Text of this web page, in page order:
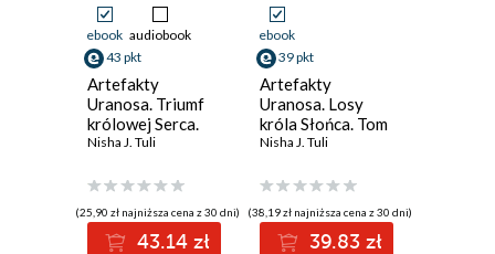
ebook audiobook
43 pkt
Artefakty
Uranosa. Triumf
królowej Serca.
Tom 4
Nisha J. Tuli
(25,90 zł najniższa cena z 30 dni)
43.14 zł
ebook
39 pkt
Artefakty
Uranosa. Losy
króla Słońca. Tom
3
Nisha J. Tuli
(38,19 zł najniższa cena z 30 dni)
39.83 zł